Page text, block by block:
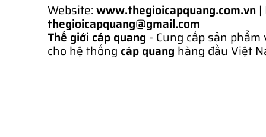
Website: www.thegioicapquang.com.vn |
thegioicapquang@gmail.com
Thế giới cáp quang - Cung cấp sản
cho hệ thống cáp quang hàng đầu Việt